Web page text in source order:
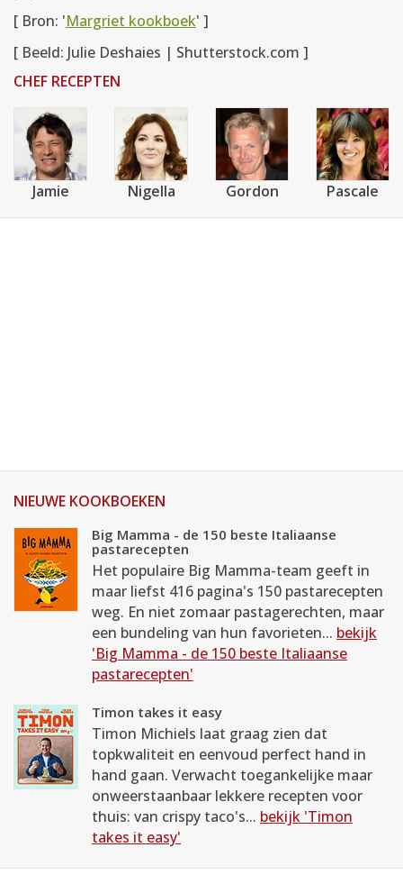
[ Bron: 'Margriet kookboek' ]
[ Beeld: Julie Deshaies | Shutterstock.com ]
CHEF RECEPTEN
Jamie Nigella Gordon Pascale
NIEUWE KOOKBOEKEN
Big Mamma - de 150 beste Italiaanse
pastarecepten
Het populaire Big Mamma-team geeft in
maar liefst 416 pagina's 150 pastarecepten
weg. En niet zomaar pastagerechten, maar
een bundeling van hun favorieten... bekijk
'Big Mamma - de 150 beste Italiaanse
pastarecepten'
Timon takes it easy
Timon Michiels laat graag zien dat
topkwaliteit en eenvoud perfect hand in
hand gaan. Verwacht toegankelijke maar
onweerstaanbaar lekkere recepten voor
thuis: van crispy taco's... bekijk 'Timon
takes it easy'